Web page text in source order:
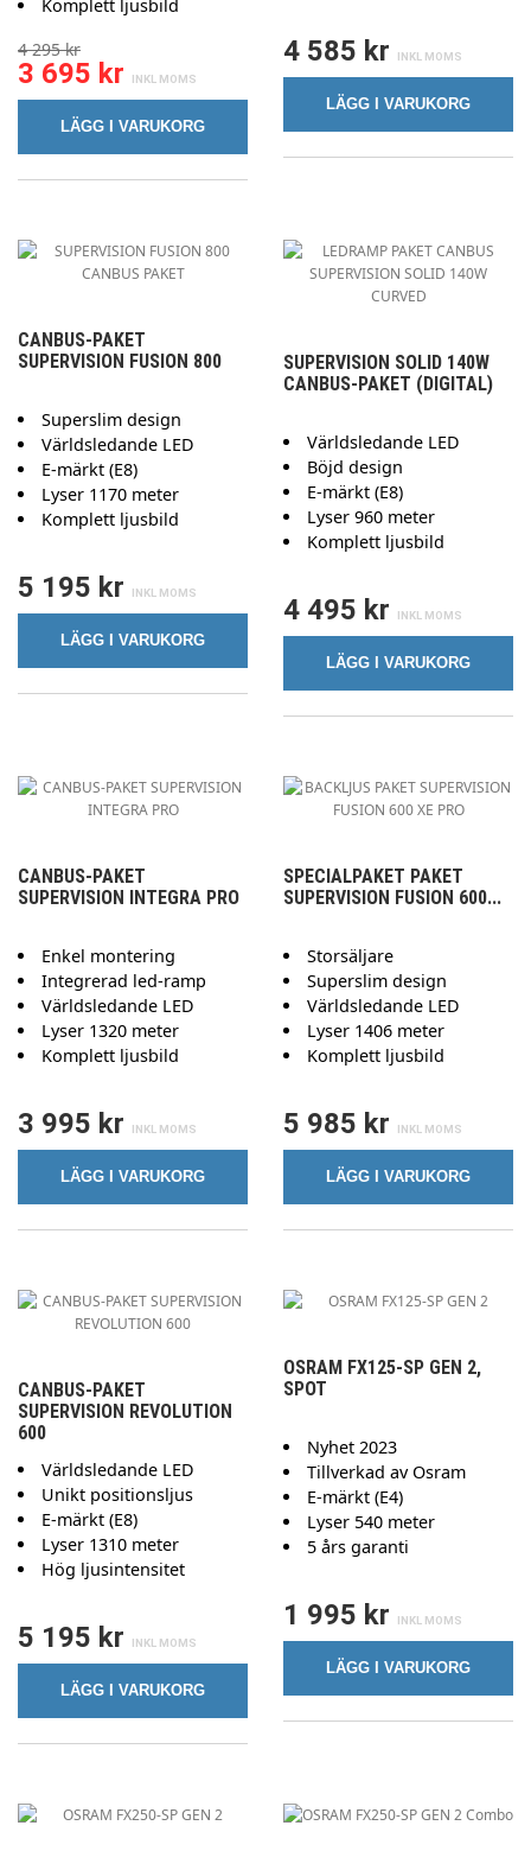
Komplett ljusbild
4 295 kr
3 695 kr
LÄGG I VARUKORG
4 585 kr
LÄGG I VARUKORG
CANBUS-PAKET
SUPERVISION FUSION 800
Superslim design
Världsledande LED
E-märkt (E8)
Lyser 1170 meter
Komplett ljusbild
5 195 kr
LÄGG I VARUKORG
SUPERVISION SOLID 140W
CANBUS-PAKET (DIGITAL)
Världsledande LED
Böjd design
E-märkt (E8)
Lyser 960 meter
Komplett ljusbild
4 495 kr
LÄGG I VARUKORG
CANBUS-PAKET
SUPERVISION INTEGRA PRO
Enkel montering
Integrerad led-ramp
Världsledande LED
Lyser 1320 meter
Komplett ljusbild
3 995 kr
LÄGG I VARUKORG
SPECIALPAKET PAKET
SUPERVISION FUSION 600...
Storsäljare
Superslim design
Världsledande LED
Lyser 1406 meter
Komplett ljusbild
5 985 kr
LÄGG I VARUKORG
CANBUS-PAKET
SUPERVISION REVOLUTION
600
Världsledande LED
Unikt positionsljus
E-märkt (E8)
Lyser 1310 meter
Hög ljusintensitet
5 195 kr
LÄGG I VARUKORG
OSRAM FX125-SP GEN 2,
SPOT
Nyhet 2023
Tillverkad av Osram
E-märkt (E4)
Lyser 540 meter
5 års garanti
1 995 kr
LÄGG I VARUKORG